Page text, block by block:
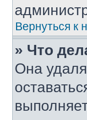
Вернуться к
» Что
Она